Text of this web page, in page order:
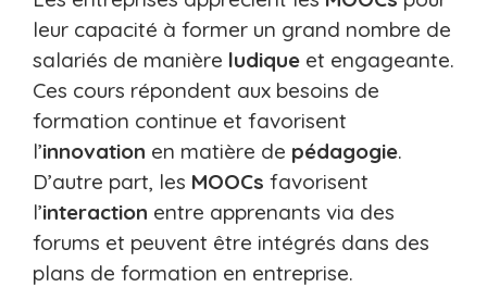
leur capacité à former un grand nombre de
salariés de manière ludique et engageante.
Ces cours répondent aux besoins de
formation continue et favorisent
l’innovation en matière de pédagogie.
D’autre part, les MOOCs favorisent
l’interaction entre apprenants via des
forums et peuvent être intégrés dans des
plans de formation en entreprise.